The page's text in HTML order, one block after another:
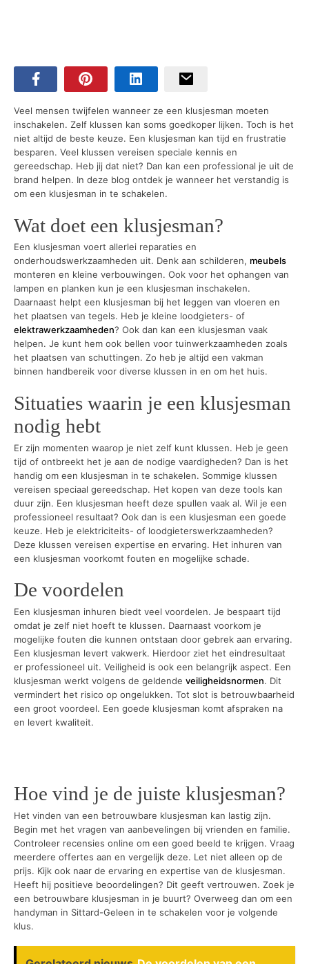
Veel mensen twijfelen wanneer ze een klusjesman moeten
inschakelen. Zelf klussen kan soms goedkoper lijken. Toch is het
niet altijd de beste keuze. Een klusjesman kan tijd en frustratie
besparen. Veel klussen vereisen speciale kennis en
gereedschap. Heb jij dat niet? Dan kan een professional je uit de
brand helpen. In deze blog ontdek je wanneer het verstandig is
om een klusjesman in te schakelen.
Wat doet een klusjesman?
Een klusjesman voert allerlei reparaties en
onderhoudswerkzaamheden uit. Denk aan schilderen, meubels
monteren en kleine verbouwingen. Ook voor het ophangen van
lampen en planken kun je een klusjesman inschakelen.
Daarnaast helpt een klusjesman bij het leggen van vloeren en
het plaatsen van tegels. Heb je kleine loodgieters- of
elektrawerkzaamheden? Ook dan kan een klusjesman vaak
helpen. Je kunt hem ook bellen voor tuinwerkzaamheden zoals
het plaatsen van schuttingen. Zo heb je altijd een vakman
binnen handbereik voor diverse klussen in en om het huis.
Situaties waarin je een klusjesman
nodig hebt
Er zijn momenten waarop je niet zelf kunt klussen. Heb je geen
tijd of ontbreekt het je aan de nodige vaardigheden? Dan is het
handig om een klusjesman in te schakelen. Sommige klussen
vereisen speciaal gereedschap. Het kopen van deze tools kan
duur zijn. Een klusjesman heeft deze spullen vaak al. Wil je een
professioneel resultaat? Ook dan is een klusjesman een goede
keuze. Heb je elektriciteits- of loodgieterswerkzaamheden?
Deze klussen vereisen expertise en ervaring. Het inhuren van
een klusjesman voorkomt fouten en mogelijke schade.
De voordelen
Een klusjesman inhuren biedt veel voordelen. Je bespaart tijd
omdat je zelf niet hoeft te klussen. Daarnaast voorkom je
mogelijke fouten die kunnen ontstaan door gebrek aan ervaring.
Een klusjesman levert vakwerk. Hierdoor ziet het eindresultaat
er professioneel uit. Veiligheid is ook een belangrijk aspect. Een
klusjesman werkt volgens de geldende veiligheidsnormen. Dit
vermindert het risico op ongelukken. Tot slot is betrouwbaarheid
een groot voordeel. Een goede klusjesman komt afspraken na
en levert kwaliteit.
Hoe vind je de juiste klusjesman?
Het vinden van een betrouwbare klusjesman kan lastig zijn.
Begin met het vragen van aanbevelingen bij vrienden en familie.
Controleer recensies online om een goed beeld te krijgen. Vraag
meerdere offertes aan en vergelijk deze. Let niet alleen op de
prijs. Kijk ook naar de ervaring en expertise van de klusjesman.
Heeft hij positieve beoordelingen? Dit geeft vertrouwen. Zoek je
een betrouwbare klusjesman in je buurt? Overweeg dan om een
handyman in Sittard-Geleen in te schakelen voor je volgende
klus.